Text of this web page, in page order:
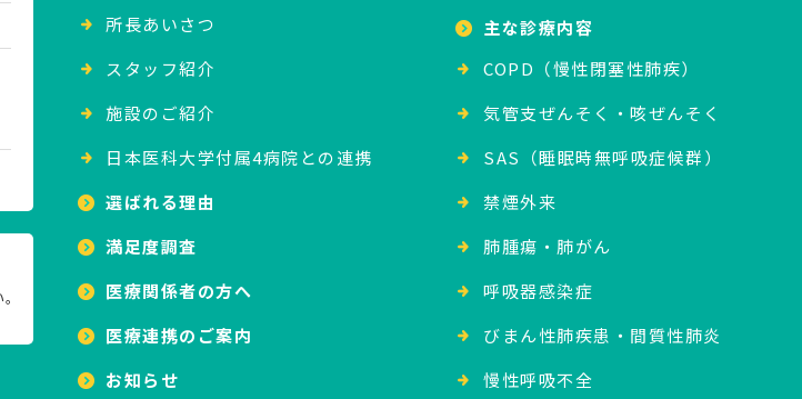
所⻑あいさつ
スタッフ紹介
施設のご紹介
日本医科大学付属4病院との連携
選ばれる理由
満足度調査
医療関係者の方へ
医療連携のご案内
お知らせ
主な診療内容
COPD（慢性閉塞性肺疾）
気管支ぜんそく・咳ぜんそく
SAS（睡眠時無呼吸症候群）
禁煙外来
肺腫瘍・肺がん
呼吸器感染症
びまん性肺疾患・間質性肺炎
慢性呼吸不全